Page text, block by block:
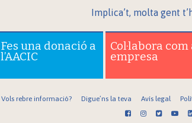
Implica’t, molta gent
Fes una donació a
l’AACIC
Col·labora com
empresa
Vols rebre informació? Digue’ns la teva Avís legal